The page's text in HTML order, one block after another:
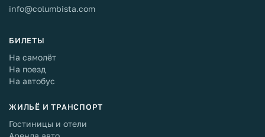
info@columbista.com
БИЛЕТЫ
На самолёт
На поезд
На автобус
ЖИЛЬЁ И ТРАНСПОРТ
Гостиницы и отели